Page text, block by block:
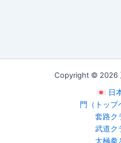
Copyright © 2026
日
門（トップ
套路ク
武道ク
太極拳